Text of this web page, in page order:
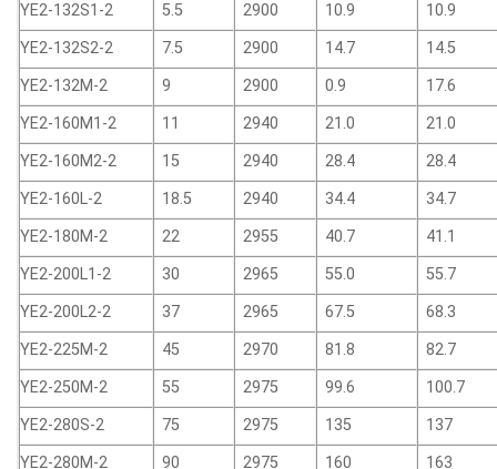
YE2-132S1-2
5.5 2900 10.9
10.9
YE2-132S2-2
7.5 2900 14.7
14.5
YE2-132M-2
9 2900 0.9
17.6
YE2-160M1-2
11 2940 21.0
21.0
YE2-160M2-2
15 2940 28.4
28.4
YE2-160L-2
18.5 2940 34.4
34.7
YE2-180M-2
22 2955 40.7
41.1
YE2-200L1-2
30 2965 55.0
55.7
YE2-200L2-2
37 2965 67.5
68.3
YE2-225M-2
45 2970 81.8
82.7
YE2-250M-2
55 2975 99.6
100.7
YE2-280S-2
75 2975 135
137
YE2-280M-2
90 2975 160 163